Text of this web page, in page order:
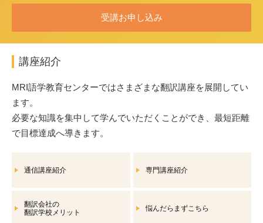
受講お申し込み
講座紹介
MRI語学教育センターではさまざまな翻訳講座を展開してい
ます。
必要な知識を集中して学んでいただくことができ、最短距離
で目標達成へ導きます。
通信講座紹介 専門講座紹介
翻訳会社の
翻訳学校メリット
悩んだらまずこちら